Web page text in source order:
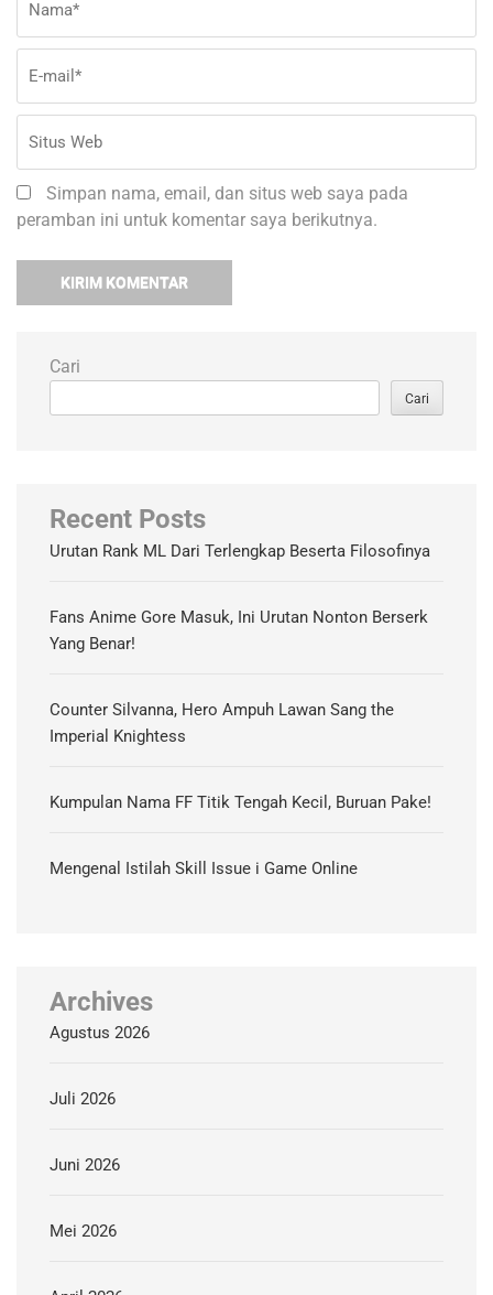
Simpan nama, email, dan situs web saya pada
peramban ini untuk komentar saya berikutnya.
Cari
Cari
Recent Posts
Urutan Rank ML Dari Terlengkap Beserta Filosofinya
Fans Anime Gore Masuk, Ini Urutan Nonton Berserk
Yang Benar!
Counter Silvanna, Hero Ampuh Lawan Sang the
Imperial Knightess
Kumpulan Nama FF Titik Tengah Kecil, Buruan Pake!
Mengenal Istilah Skill Issue i Game Online
Archives
Agustus 2026
Juli 2026
Juni 2026
Mei 2026